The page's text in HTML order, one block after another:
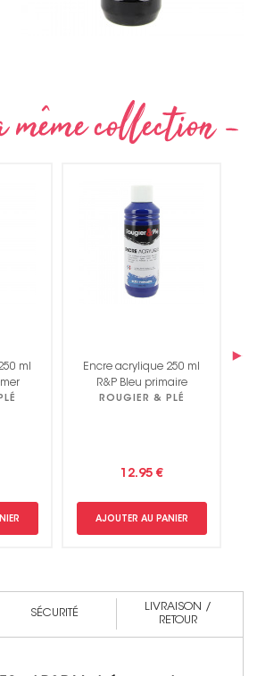
ml
Encre acrylique 250 ml
R&P Bleu primaire
ROUGIER & PLÉ
12.95 €
AJOUTER AU PANIER
›
SÉCURITÉ
LIVRAISON /
RETOUR